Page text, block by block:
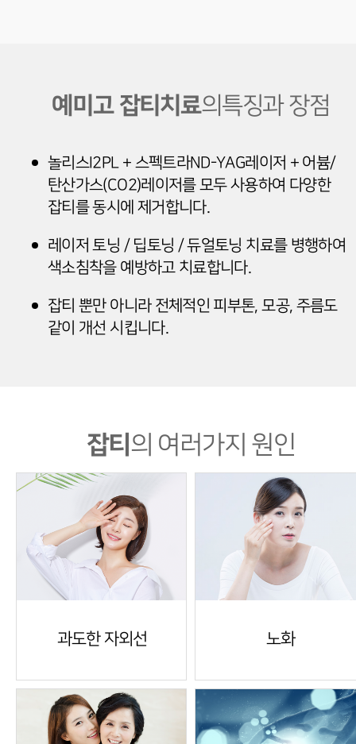
예미고 잡티치료의 특징과 장점
놀리스I2PL + 스펙트라ND-YAG레이저 + 어븀/
탄산가스(CO2)레이저를 모두 사용하여 다양한
잡티를 동시에 제거합니다.
레이저 토닝 / 딥토닝 / 듀얼토닝 치료를 병행하여
색소침착을 예방하고 치료합니다.
잡티 뿐만 아니라 전체적인 피부톤, 모공, 주름도
같이 개선 시킵니다.
잡티 의 여러가지 원인
과도한 자외선 노화